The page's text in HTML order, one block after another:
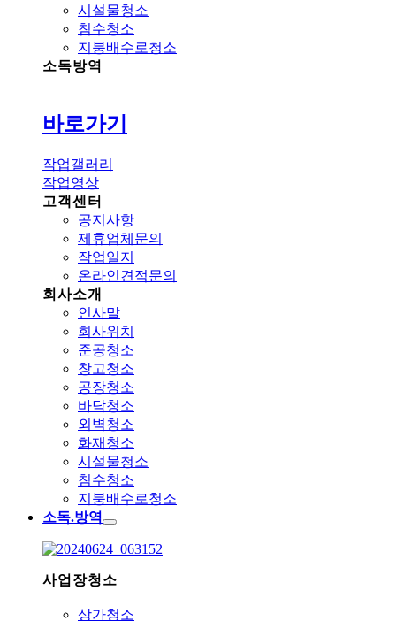
시설물청소
침수청소
지붕배수로청소
소독방역
바로가기
작업갤러리
작업영상
고객센터
공지사항
제휴업체문의
작업일지
온라인견적문의
회사소개
인사말
회사위치
준공청소
창고청소
공장청소
바닥청소
외벽청소
화재청소
시설물청소
침수청소
지붕배수로청소
소독.방역
사업장청소
상가청소